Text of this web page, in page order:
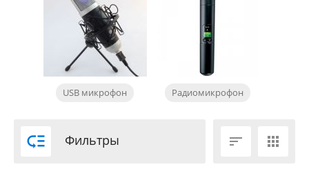
USB микрофон Радиомикрофон
 Фильтры  